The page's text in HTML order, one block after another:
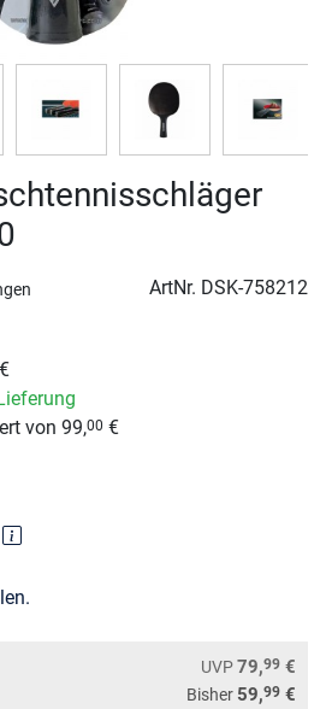
ArtNr. DSK-758212
€
von 99,00 €
UVP79,99 €
Bisher 59,99 €